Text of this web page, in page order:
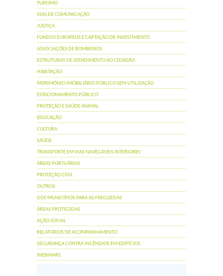
TURISMO
VIAS DE COMUNICAÇÃO
JUSTIÇA
FUNDOS EUROPEUS E CAPTAÇÃO DE INVESTIMENTO
ASSOCIAÇÕES DE BOMBEIROS
ESTRUTURAS DE ATENDIMENTO AO CIDADÃO
HABITAÇÃO
PATRIMÓNIO IMOBILIÁRIO PÚBLICO SEM UTILIZAÇÃO
ESTACIONAMENTO PÚBLICO
PROTEÇÃO E SAÚDE ANIMAL
EDUCAÇÃO
CULTURA
SAÚDE
TRANSPORTE EM VIAS NAVEGÁVEIS INTERIORES
ÁREAS PORTUÁRIAS
PROTEÇÃO CÍVIL
OUTROS
DOS MUNICÍPIOS PARA AS FREGUESIAS
ÁREAS PROTEGIDAS
AÇÃO SOCIAL
RELATORIOS DE ACOMPANHAMENTO
SEGURANÇA CONTRA INCÊNDIOS EM EDIFÍCIOS
WEBINARS